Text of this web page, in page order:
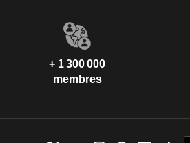
+ 1 300 000
membres